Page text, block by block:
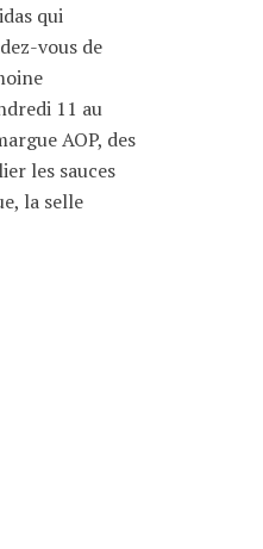
qui
vous de
11 au
AOP, des
les sauces
la selle